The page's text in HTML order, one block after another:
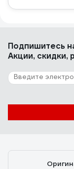
Подпишитесь
Акции, скидки,